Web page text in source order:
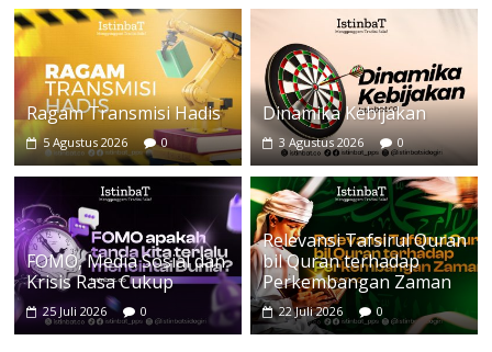
Ragam Transmisi Hadis
5 Agustus 2026 0
Dinamika Kebijakan
3 Agustus 2026 0
FOMO, Media Sosial dan
Krisis Rasa Cukup
25 Juli 2026 0
Relevansi Tafsirul Quran
bil Quran terhadap
Perkembangan Zaman
22 Juli 2026 0